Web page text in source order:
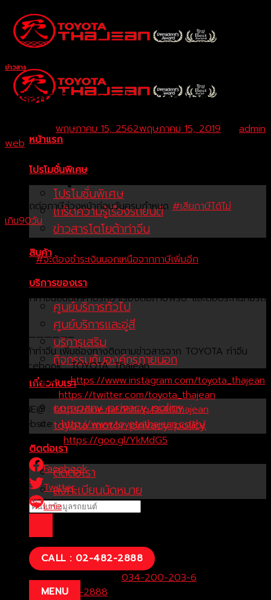
to
content
หน้าแรก
โปรโมชั่นพิเศษ
โปรโมชั่นพิเศษ
เกร็ดความรู้เรื่องรถยนต์
ข่าวสารโตโยต้าท่าจีน
สินค้า
บริการของเรา
ศูนย์บริการทั่วไป
ศูนย์บริการและอู่สี
บริการเสริม
กิจกรรมกับองค์กรภายนอก
เกี่ยวกับเรา
company privacy policy
toyota motor privacy policy
ติดต่อเรา
ติดต่อเรา
ลงทะเบียนนัดหมาย
CALL : 02-482-2888
MENU
ข่าวสาร
รู้หรือไม่ เรื่อง: การต่อภาษีรถยนต์
พฤษภาคม 15, 2562พฤษภาคม 15, 2019
admin
web
รู้หรือไม่ เรื่อง: การต่อภาษีรถยนต์
สามารถต่อภาษีล่วงหน้าก่อนวันครบกำหนด #เสียภาษีได้ไม่
เกิน90วัน
!!!! กรณีถ้าไม่ได้เสียภาษีรถ ( ภาษีขาด ) หรือเสียภาษีรถช้ากว่าวันที
กำหนด#จะต้องชำระเงินนอกเหนือจากภาษีเพิ่มอีก
โตโยต้าท่าจีนยินดีให้คำปรึกษาเรื่องต่อภาษีพรบ. และต่อประกันภัยรถ
————————–
โตโยต้าท่าจีน เพิ่มช่องทางติดตามข่าวสารจาก TOYOTA ท่าจีน
Facebook : TOYOTA_Thajean
Instagram :https://www.instagram.com/toyota_thajean
Twitter :https://twitter.com/toyota_thajean
LINE@ :https://line.me/R/ti/p/%40thajean
Website :http://www.toyotathajean.co.th/
YouTube : https://goo.gl/YkMdG5
Facebook
Twitter
Line
บริษัท โตโยต้าท่าจีน ผู้จำหน่ายโตโยต้า จำกัด (สำนักงานใหญ่)
29/1 หมู่ 10 ถ.เพชรเกษม ต.สระกะเทียม อ.เมือง จ.นครปฐม
73000ฝ่ายขายและบริการ: 034-200-203-6
02-482-2888